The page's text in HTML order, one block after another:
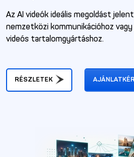
Az AI videók ideális megoldást
nemzetközi kommunikációhoz
videós tartalomgyártáshoz.
RÉSZLETEK